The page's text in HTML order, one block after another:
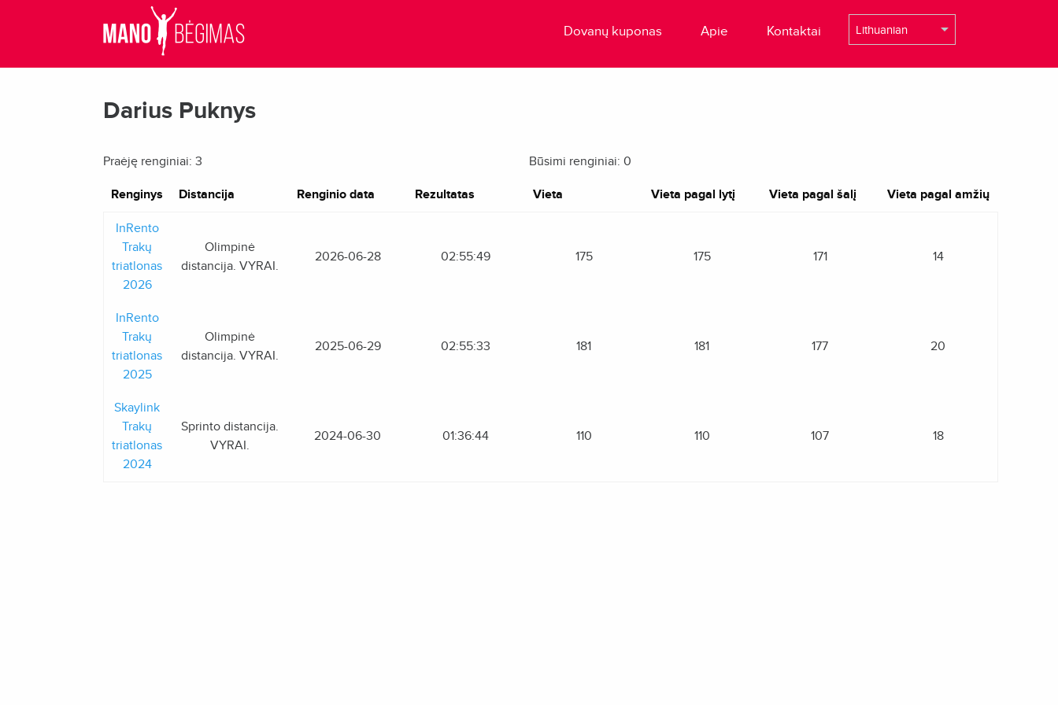
Dovanų kuponas Apie Kontaktai
Darius Puknys
Praėję renginiai: 3 Būsimi renginiai: 0
Renginys Distancija Renginio data Rezultatas Vieta Vieta pagal lytį Vieta pagal šalį Vieta pagal amžių
InRento
Trakų
triatlonas
2026
Olimpinė
distancija. VYRAI.
2026-06-28 02:55:49 175 175 171 14
InRento
Trakų
triatlonas
2025
Olimpinė
distancija. VYRAI.
2025-06-29 02:55:33 181 181 177 20
Skaylink
Trakų
triatlonas
2024
Sprinto distancija.
VYRAI.
2024-06-30 01:36:44 110 110 107 18